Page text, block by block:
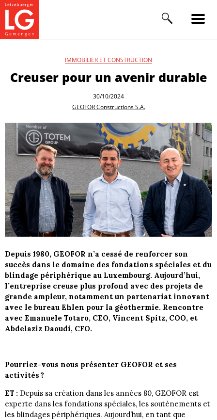
IMMOBILIER ET CONSTRUCTION
Creuser pour un avenir durable
30/10/2024
GEOFOR Constructions S.A.
Depuis 1980, GEOFOR n’a cessé de renforcer son
succès dans le domaine des fondations spéciales et du
blindage périphérique au Luxembourg. Aujourd’hui,
l’entreprise creuse plus profond avec des projets de
grande ampleur, notamment un partenariat innovant
avec le bureau Ehlen pour la géothermie. Rencontre
avec Emanuele Totaro, CEO, Vincent Spitz, COO, et
Abdelaziz Daoudi, CFO.
Pourriez-vous nous présenter GEOFOR et ses
activités ?
ET : Depuis sa création dans les années 80, GEOFOR est
experte dans les fondations spéciales, les soutènements et
les blindages périphériques. Aujourd’hui, en tant que